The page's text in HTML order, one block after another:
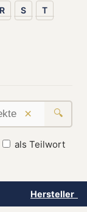
R S T
× 🔍
als Teilwort
Hersteller